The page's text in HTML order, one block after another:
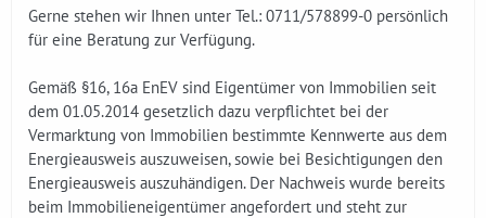
Gerne stehen wir Ihnen unter Tel.: 0711/578899-0 persönlich
für eine Beratung zur Verfügung.
Gemäß §16, 16a EnEV sind Eigentümer von Immobilien seit
dem 01.05.2014 gesetzlich dazu verpflichtet bei der
Vermarktung von Immobilien bestimmte Kennwerte aus dem
Energieausweis auszuweisen, sowie bei Besichtigungen den
Energieausweis auszuhändigen. Der Nachweis wurde bereits
beim Immobilieneigentümer angefordert und steht zur